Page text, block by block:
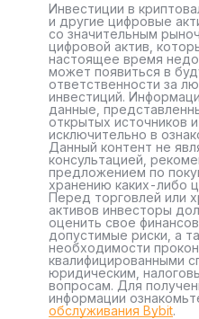
Инвестиции в
и другие цифровые
со значительным
цифровой актив,
настоящее время
может появиться в
ответственности за
инвестиций.
данные,
открытых источников
исключительно в
Данный контент не
консультацией,
предложением по
хранению каких-либо
Перед торговлей или
активов инвесторы
оценить свое
допустимые риски, а
необходимости
квалифицированными
юридическим,
вопросам. Для
информации
обслуживания Bybit.